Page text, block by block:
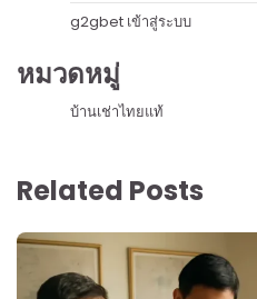
g2gbet เข้าสู่ระบบ
หมวดหมู่
บ้านเช่าไทยแท้
Related Posts